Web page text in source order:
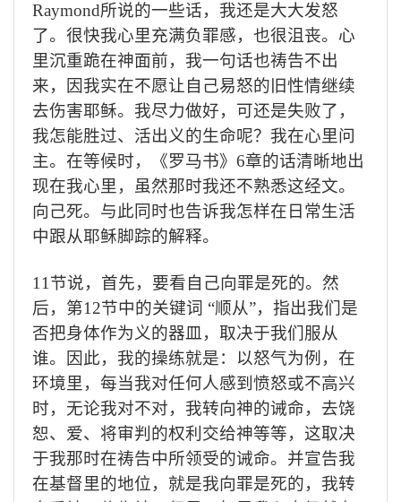
Raymond所说的一些话，我还是大大发怒
了。很快我心里充满负罪感， 也很沮丧。心
里沉重跪在神面前，我一句话也祷告不出
来，因我实在不愿让自己易怒的旧性情继续
去伤害耶稣。我尽力做好，可还是失败了，
我怎能胜过、活出义的生命呢？我在心里问
主。在等候时，《罗马书》 6章的话清晰地出
现在我心里，虽然那时我还不熟悉这经文。
向己死。与此同时也告诉我怎样在日常生活
中跟从耶稣脚踪的解释。
11 节说，首先，要看自己向罪是死的。然
后，第12节中的关键词 “顺从”，指出我们是
否把身体作为义的器皿，取决于我们服从
谁。因此，我的操练就是：以怒气为例， 在
环境里， 每当我对任何人感到愤怒或不高兴
时，无论我对不对，我转向神的诫命，去饶
恕、爱、将审判的权利交给神等等，这取决
于我那时在祷告中所领受的诫命。并宣告我
在基督里的地位，就是我向罪是死的，我转